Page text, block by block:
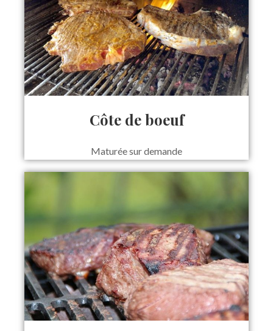
Côte de boeuf
Maturée sur demande